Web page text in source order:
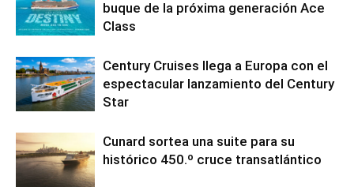
buque de la próxima generación Ace
Class
Century Cruises llega a Europa con el
espectacular lanzamiento del Century
Star
Cunard sortea una suite para su
histórico 450.º cruce transatlántico